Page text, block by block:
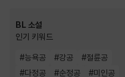
BL 소설
인기 키워드
#능욕공 #강공 #절륜공
#다정공 #순정공 #미인공